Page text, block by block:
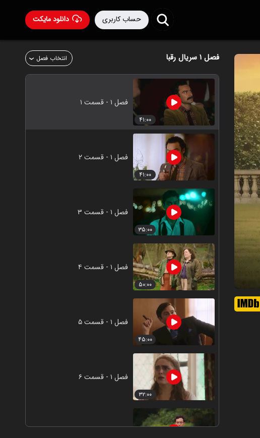
دانلود مایکت حساب کاربری
فصل ۱ سریال رقبا انتخاب فصل
۴۱:۰۰
فصل ۱ - قسمت ۱
۴۱:۰۰
فصل ۱ - قسمت ۲
۳۵:۰۰
فصل ۱ - قسمت ۳
۵۰:۰۰
فصل ۱ - قسمت ۴
۴۵:۰۰
فصل ۱ - قسمت ۵
۳۲:۰۰
فصل ۱ - قسمت ۶